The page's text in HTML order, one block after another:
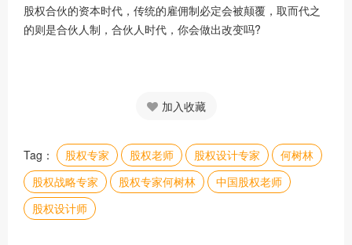
股权合伙的资本时代，传统的雇佣制必定会被颠覆，取而代之
的则是合伙人制，合伙人时代，你会做出改变吗?
加入收藏
Tag： 股权专家 股权老师 股权设计专家
何树林
股权战略专家
股权专家何树林
中国股权老师
股权设计师